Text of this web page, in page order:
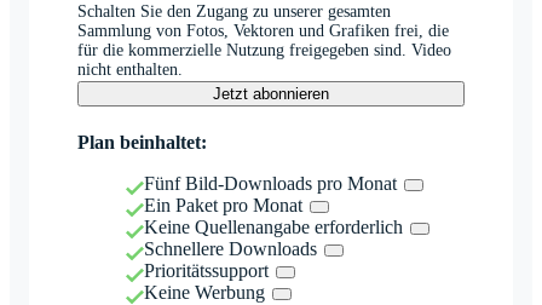
Schalten Sie den Zugang zu unserer gesamten
Sammlung von Fotos, Vektoren und Grafiken frei, die
für die kommerzielle Nutzung freigegeben sind. Video
nicht enthalten.
Jetzt abonnieren
Plan beinhaltet:
Fünf Bild-Downloads pro Monat
Ein Paket pro Monat
Keine Quellenangabe erforderlich
Schnellere Downloads
Prioritätssupport
Keine Werbung